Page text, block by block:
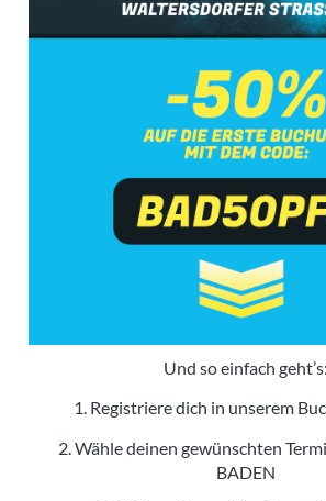
Und so einfach geht’s:
1. Registriere dich in unserem
2. Wähle deinen gewünschten
BADEN